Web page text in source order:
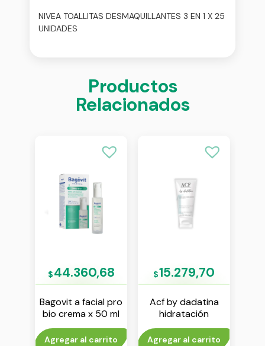
NIVEA TOALLITAS DESMAQUILLANTES 3 EN 1 X 25
UNIDADES
Productos
Relacionados
$44.360,68
Bagovit a facial pro
bio crema x 50 ml
Agregar al carrito
$15.279,70
Acf by dadatina
hidratación
mascara noche x
50 g
Agregar al carrito